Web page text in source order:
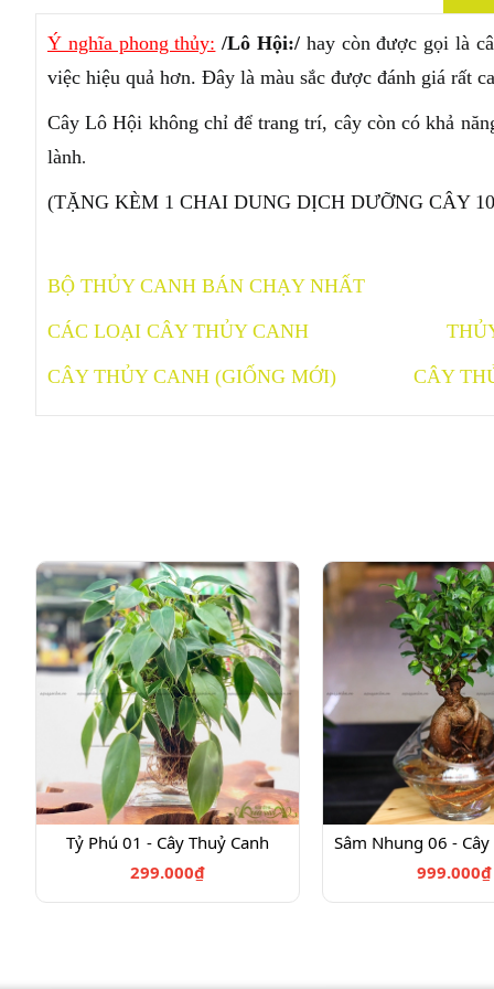
Ý nghĩa phong thủy: /Lô Hội:/ hay còn được gọi là
việc hiệu quả hơn. Đây là màu sắc được đánh giá rất
Cây Lô Hội không chỉ để trang trí, cây còn có khả
lành.
(TẶNG KÈM 1 CHAI DUNG DỊCH DƯỠNG CÂY
BỘ THỦY CANH BÁN CHẠY NHẤT
CÁC LOẠI CÂY THỦY CANH
CÂY THỦY CANH (GIỐNG MỚI) CÂY
Tỷ Phú 01 - Cây Thuỷ Canh
299.000₫
Sâm Nhung 06 -
999.000₫